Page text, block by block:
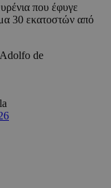
που έφυγε
30 εκατοστών από
de